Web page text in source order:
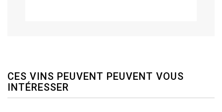
CES VINS PEUVENT PEUVENT VOUS
INTÉRESSER